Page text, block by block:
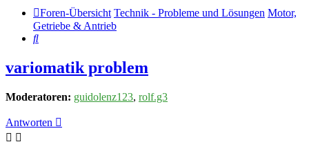
Foren-Übersicht Technik - Probleme und Lösungen Motor,
Getriebe & Antrieb
Suche
variomatik problem
Moderatoren: guidolenz123, rolf.g3
Antworten